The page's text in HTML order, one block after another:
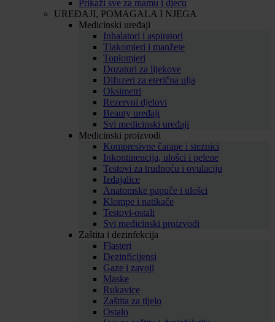
Prikaži sve za mamu i djecu
UREĐAJI, POMAGALA I NJEGA
Medicinski uređaji
Inhalatori i aspiratori
Tlakomjeri i manžete
Toplomjeri
Dozatori za lijekove
Difuzeri za eterična ulja
Oksimetri
Rezervni djelovi
Beauty uređaji
Svi medicinski uređaji
Medicinski proizvodi
Kompresivne čarape i steznici
Inkontinencija, ulošci i pelene
Testovi za trudnoću i ovulaciju
Izdajalice
Anatomske papuče i ulošci
Klompe i natikače
Testovi-ostali
Svi medicinski proizvodi
Zaštita i dezinfekcija
Flasteri
Dezinficijensi
Gaze i zavoji
Maske
Rukavice
Zaštita za tijelo
Ostalo